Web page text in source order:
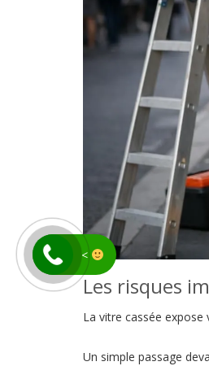
Les risques
La vitre cassée
Un simple passage
<